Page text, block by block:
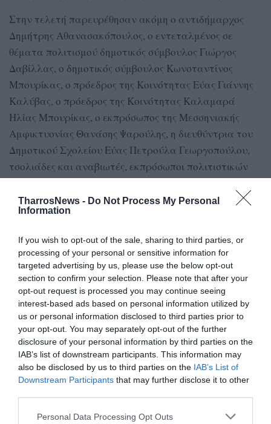
TharrosNews - Do Not Process My Personal
Information
If you wish to opt-out of the sale, sharing to third parties, or
processing of your personal or sensitive information for
targeted advertising by us, please use the below opt-out
section to confirm your selection. Please note that after your
opt-out request is processed you may continue seeing
interest-based ads based on personal information utilized by
us or personal information disclosed to third parties prior to
your opt-out. You may separately opt-out of the further
disclosure of your personal information by third parties on the
IAB’s list of downstream participants. This information may
also be disclosed by us to third parties on the IAB’s List of
Downstream Participants that may further disclose it to other
Personal Data Processing Opt Outs
Στην τελετή παρευρέθησαν ακόμη ο αντιδήμαρχος
Δημήτρης Αθανασακόπουλος, ο εντεταλμένος σε
θέματα πολιτισμού δημοτικός σύμβουλος Γιώργος
Δαβίλλας, ο δημοτικός σύμβουλος Κωνσταντίνος
Μπουρίκας, ο πρόεδρος της Κοινότητας Εύας Γιάννης
Καλύβας, ο πρόεδρος της Κοινότητας Καλαμαρά
Ηλίας Μπουρίκας, ο εκπρόσωπος της Μεσσηνιακής
Αμφικτυονίας Θανάσης Ψαρούλης, η διευθύντρια του
Δημοτικού Σχολείου Εύας Πετρούλα Γεωργοπούλου,
τσολιάδες και αναβιωτές, εκπρόσωποι πολιτιστικών
συλλόγων, που με αρχηγό τον «Παπατσώνη»
συμμετέχουν κάθε χρόνο στην αναπαράσταση της
ανακατάληψης της Καλαμάτας.
TAGS: ΔΗΜΟΣ ΜΕΣΣΗΝΗΣ ΕΥΑ ΠΑΠΑΤΣΩΝΗΣ
Facebook Twitter